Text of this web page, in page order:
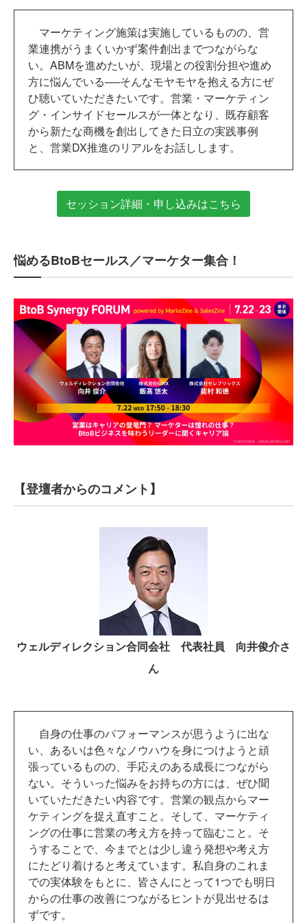
マーケティング施策は実施しているものの、営
業連携がうまくいかず案件創出までつながらな
い。ABMを進めたいが、現場との役割分担や進め
方に悩んでいる──そんなモヤモヤを抱える方にぜ
ひ聴いていただきたいです。営業・マーケティン
グ・インサイドセールスが一体となり、既存顧客
から新たな商機を創出してきた日立の実践事例
と、営業DX推進のリアルをお話しします。
セッション詳細・申し込みはこちら
悩めるBtoBセールス／マーケター集合！
【登壇者からのコメント】
ウェルディレクション合同会社 代表社員 向井俊介さ
ん
自身の仕事のパフォーマンスが思うように出な
い、あるいは色々なノウハウを身につけようと頑
張っているものの、手応えのある成長につながら
ない。そういった悩みをお持ちの方には、ぜひ聞
いていただきたい内容です。営業の観点からマー
ケティングを捉え直すこと。そして、マーケティ
ングの仕事に営業の考え方を持って臨むこと。そ
うすることで、今までとは少し違う発想や考え方
にたどり着けると考えています。私自身のこれま
での実体験をもとに、皆さんにとって1つでも明日
からの仕事の改善につながるヒントが見出せるは
ずです。